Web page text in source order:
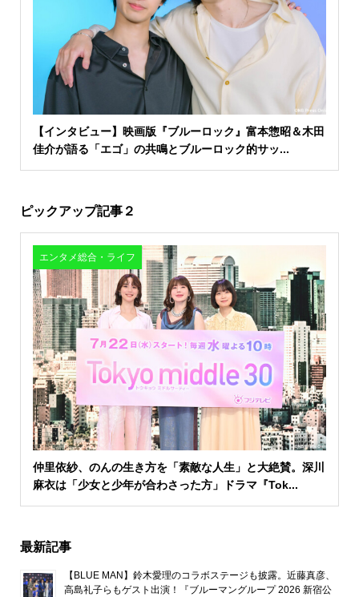
【インタビュー】映画版『ブルーロック』富本惣昭＆木田
佳介が語る「エゴ」の共鳴とブルーロック的サッ...
ピックアップ記事２
エンタメ総合・ライフ
仲里依紗、のんの生き方を「素敵な人生」と大絶賛。深川
麻衣は「少女と少年が合わさった方」ドラマ『Tok...
最新記事
【BLUE MAN】鈴木愛理のコラボステージも披露。近藤真彦、
高島礼子らもゲスト出演！『ブルーマングループ 2026 新宿公